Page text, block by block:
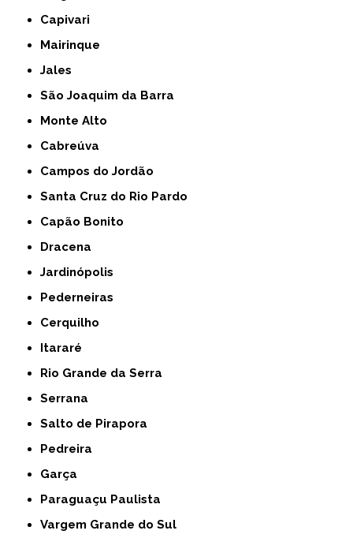
Capivari
Mairinque
Jales
São Joaquim da Barra
Monte Alto
Cabreúva
Campos do Jordão
Santa Cruz do Rio Pardo
Capão Bonito
Dracena
Jardinópolis
Pederneiras
Cerquilho
Itararé
Rio Grande da Serra
Serrana
Salto de Pirapora
Pedreira
Garça
Paraguaçu Paulista
Vargem Grande do Sul